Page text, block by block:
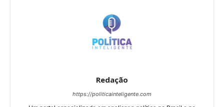
Redação
https://politicainteligente.com